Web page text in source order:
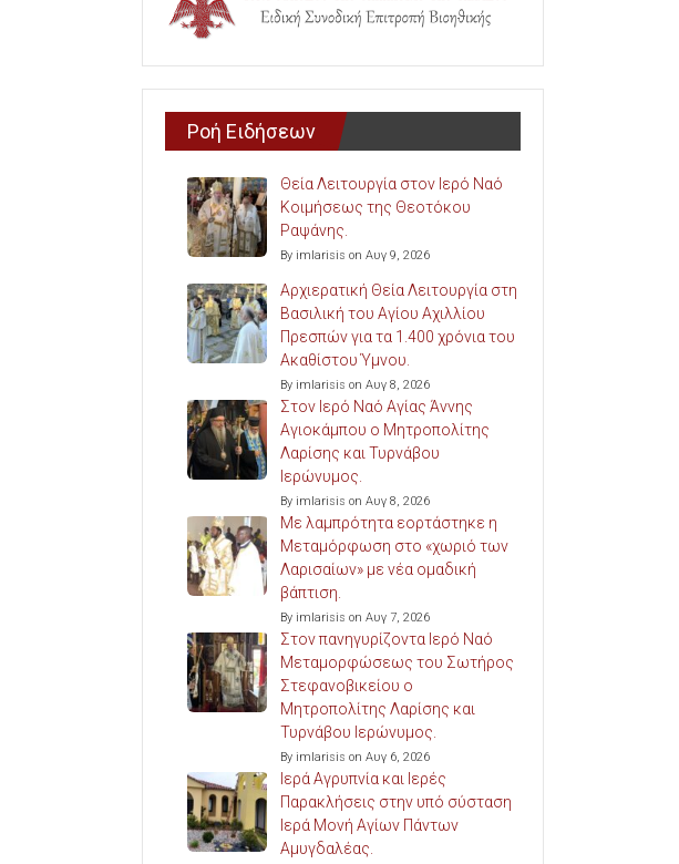
Ροή Ειδήσεων
Θεία Λειτουργία στον Ιερό Ναό
Κοιμήσεως της Θεοτόκου
Ραψάνης.
By imlarisis on Αυγ 9, 2026
Αρχιερατική Θεία Λειτουργία στη
Βασιλική του Αγίου Αχιλλίου
Πρεσπών για τα 1.400 χρόνια του
Ακαθίστου Ύμνου.
By imlarisis on Αυγ 8, 2026
Στον Ιερό Ναό Αγίας Άννης
Αγιοκάμπου ο Μητροπολίτης
Λαρίσης και Τυρνάβου
Ιερώνυμος.
By imlarisis on Αυγ 8, 2026
Με λαμπρότητα εορτάστηκε η
Μεταμόρφωση στο «χωριό των
Λαρισαίων» με νέα ομαδική
βάπτιση.
By imlarisis on Αυγ 7, 2026
Στον πανηγυρίζοντα Ιερό Ναό
Μεταμορφώσεως του Σωτήρος
Στεφανοβικείου ο
Μητροπολίτης Λαρίσης και
Τυρνάβου Ιερώνυμος.
By imlarisis on Αυγ 6, 2026
Ιερά Αγρυπνία και Ιερές
Παρακλήσεις στην υπό σύσταση
Ιερά Μονή Αγίων Πάντων
Αμυγδαλέας.